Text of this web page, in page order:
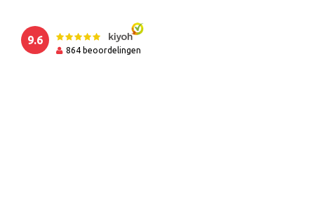
9.6
864 beoordelingen